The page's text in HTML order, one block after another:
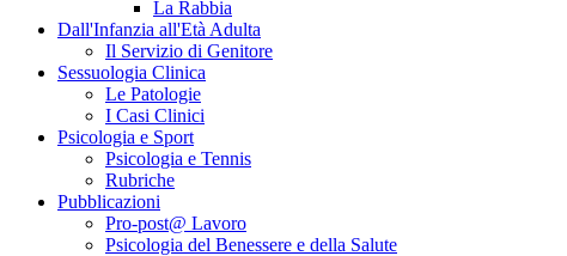
La Rabbia
Dall'Infanzia all'Età Adulta
Il Servizio di Genitore
Sessuologia Clinica
Le Patologie
I Casi Clinici
Psicologia e Sport
Psicologia e Tennis
Rubriche
Pubblicazioni
Pro-post@ Lavoro
Psicologia del Benessere e della Salute